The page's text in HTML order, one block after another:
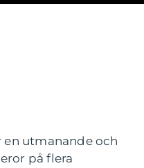
en utmanande och
på flera